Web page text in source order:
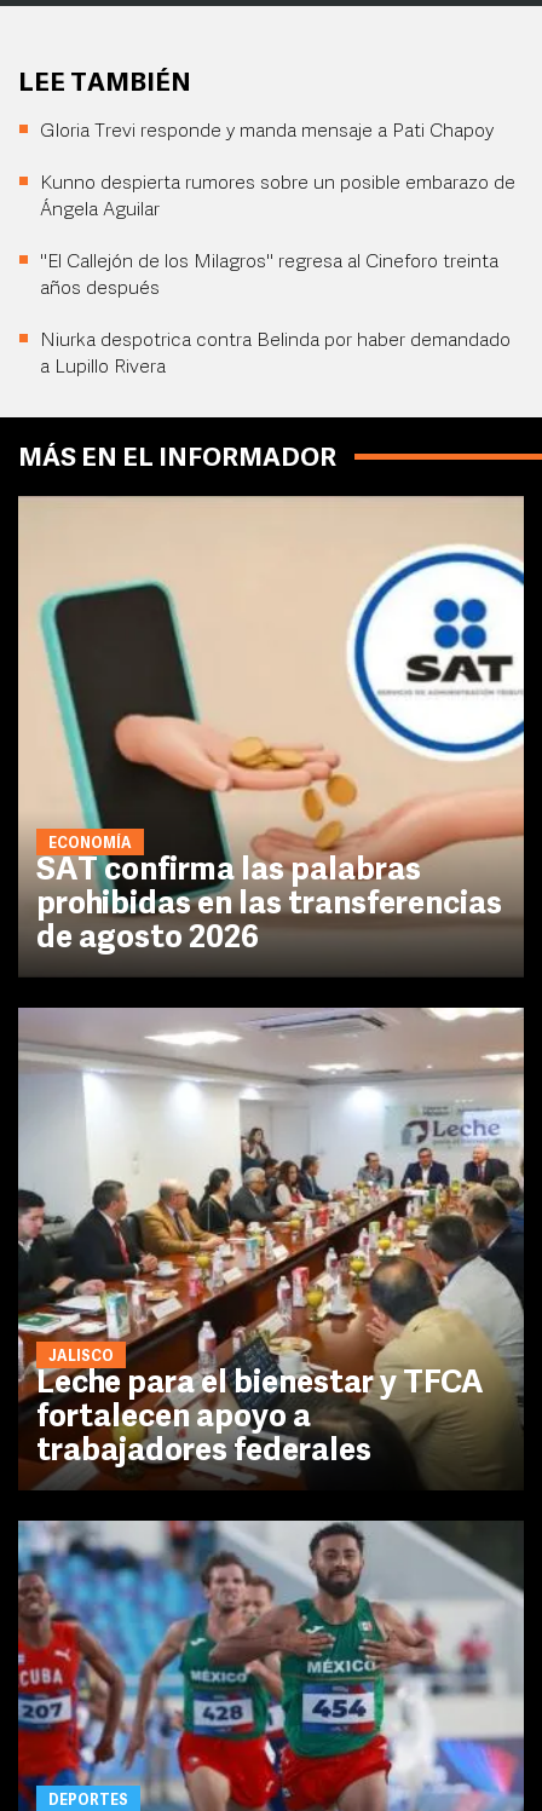
LEE TAMBIÉN
Gloria Trevi responde y manda mensaje a Pati Chapoy
Kunno despierta rumores sobre un posible embarazo de
Ángela Aguilar
"El Callejón de los Milagros" regresa al Cineforo treinta
años después
Niurka despotrica contra Belinda por haber demandado
a Lupillo Rivera
MÁS EN EL INFORMADOR
ECONOMÍA
SAT confirma las palabras
prohibidas en las transferencias
de agosto 2026
JALISCO
Leche para el bienestar y TFCA
fortalecen apoyo a
trabajadores federales
DEPORTES